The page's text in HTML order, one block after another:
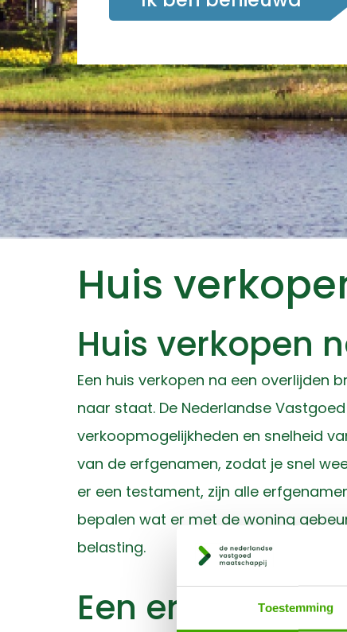
Toestemming
Huis
Huis verkopen
Een huis verkopen na een overlijden
naar staat. De Nederlandse
verkoopmogelijkheden en snelheid
van de erfgenamen, zodat je snel
er een testament, zijn alle
bepalen wat er met de woning
belasting.
Een erfenis